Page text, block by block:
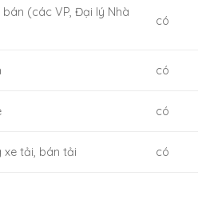
(các VP, Đại lý Nhà
có
có
có
xe tải, bán tải có